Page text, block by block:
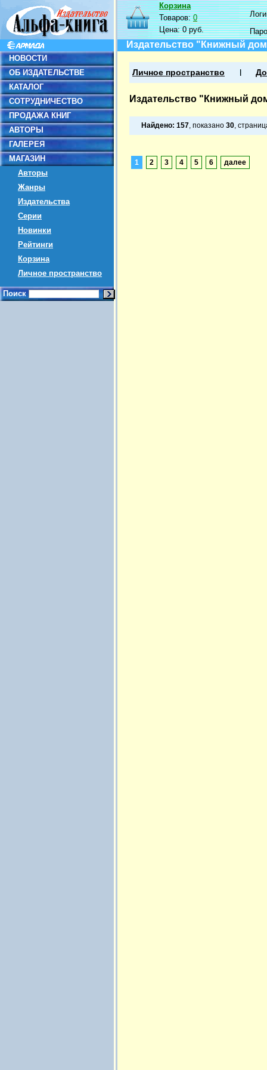
НОВОСТИ
ОБ ИЗДАТЕЛЬСТВЕ
КАТАЛОГ
СОТРУДНИЧЕСТВО
ПРОДАЖА КНИГ
АВТОРЫ
ГАЛЕРЕЯ
МАГАЗИН
Авторы
Жанры
Издательства
Серии
Новинки
Рейтинги
Корзина
Личное пространство
Поиск
Корзина
Товаров:0
Цена:0 руб.
Издательство "Книжный
Личное пространство
Издательство "Книжный
Найдено: 157, показано 30,
1 2 3 4 5 6 далее